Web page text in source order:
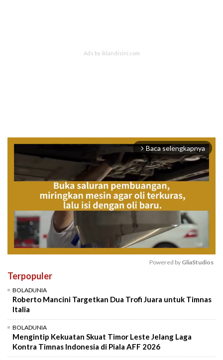
arrow_forward_ios Baca selengkapnya
Powered by GliaStudios
Terpopuler
BOLADUNIA
Roberto Mancini Targetkan Dua Trofi Juara untuk Timnas
Italia
BOLADUNIA
Mengintip Kekuatan Skuat Timor Leste Jelang Laga
Kontra Timnas Indonesia di Piala AFF 2026